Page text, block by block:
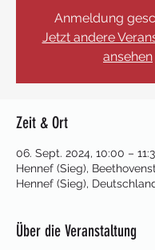
Anmeldung
Jetzt andere
ansehen
Zeit & Ort
06. Sept. 2024, 10:00 –
Hennef (Sieg),
Hennef (Sieg),
Über die Veranstaltung